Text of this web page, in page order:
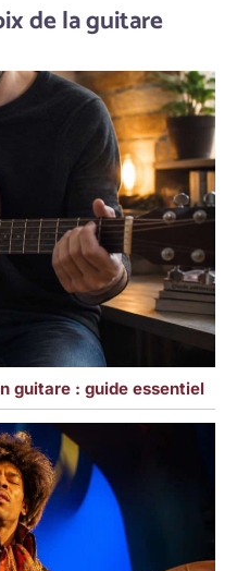
de la guitare
guitare : guide essentiel